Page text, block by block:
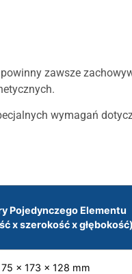
zawsze
wymagań
Pojedynczego Elementu
x szerokość x głębokość)
75 x 173 x 128 mm